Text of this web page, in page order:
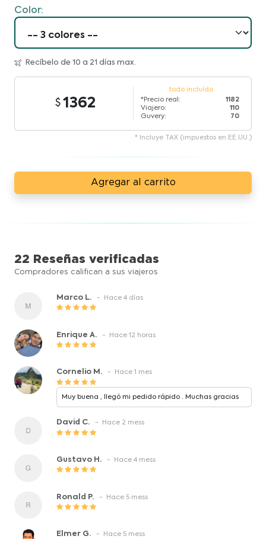
Color:
Recíbelo de 10 a 21 días max.
1362
todo incluído
*Precio real:
Viajero:
Guvery:
1182
110
70
* Incluye TAX (impuestos en EE.UU.)
Agregar al carrito
22 Reseñas verificadas
Compradores califican a sus viajeros
Marco L. - Hace 4 días
Enrique A. - Hace 12 horas
Cornelio M. - Hace 1 mes
Muy buena , llegó mi pedido rápido . Muchas gracias
David C. - Hace 2 mess
Gustavo H. - Hace 4 mess
Ronald P. - Hace 5 mess
Elmer G. - Hace 5 mess